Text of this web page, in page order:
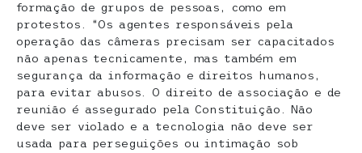
formação de grupos de pessoas, como em
protestos. “Os agentes responsáveis pela
operação das câmeras precisam ser capacitados
não apenas tecnicamente, mas também em
segurança da informação e direitos humanos,
para evitar abusos. O direito de associação e de
reunião é assegurado pela Constituição. Não
deve ser violado e a tecnologia não deve ser
usada para perseguições ou intimação sob